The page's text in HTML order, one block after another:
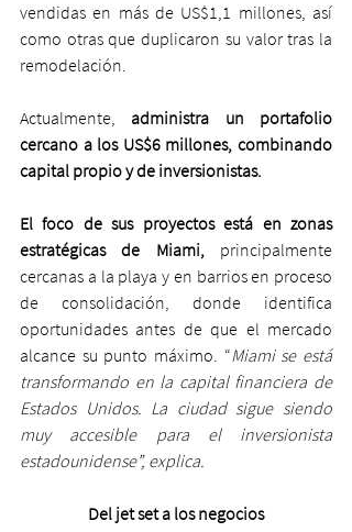
vendidas en más de US$1,1 millones, así
como otras que duplicaron su valor tras la
remodelación.
Actualmente, administra un portafolio
cercano a los US$6 millones, combinando
capital propio y de inversionistas.
El foco de sus proyectos está en zonas
estratégicas de Miami, principalmente
cercanas a la playa y en barrios en proceso
de consolidación, donde identifica
oportunidades antes de que el mercado
alcance su punto máximo. “Miami se está
transformando en la capital financiera de
Estados Unidos. La ciudad sigue siendo
muy accesible para el inversionista
estadounidense”, explica.
Del jet set a los negocios